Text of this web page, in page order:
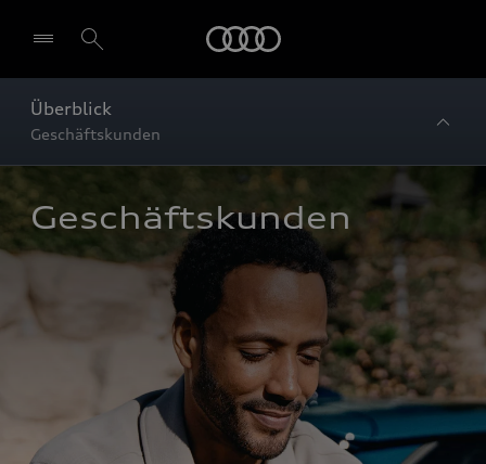
Überblick
Geschäftskunden
Geschäftskunden